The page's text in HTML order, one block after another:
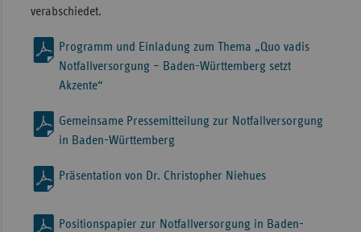
verabschiedet.
Programm und Einladung zum Thema „Quo vadis
Notfallversorgung – Baden-Württemberg setzt
Akzente“
Gemeinsame Pressemitteilung zur Notfallversorgung
in Baden-Württemberg
Präsentation von Dr. Christopher Niehues
Positionspapier zur Notfallversorgung in Baden-